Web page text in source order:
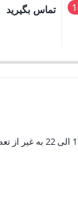
تماس بگیرید